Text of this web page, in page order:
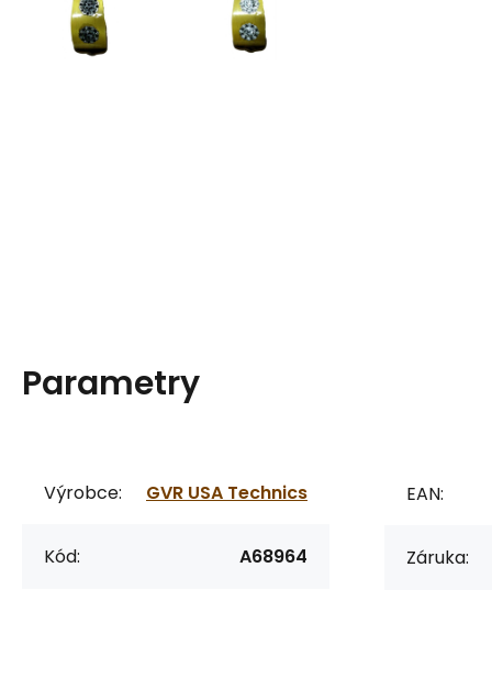
Parametry
Výrobce: GVR USA Technics
Kód: A68964
EAN:
Záruka: